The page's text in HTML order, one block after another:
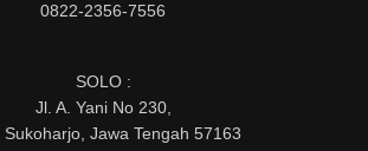
0822-2356-7556
SOLO :
Jl. A. Yani No 230,
Sukoharjo, Jawa Tengah 57163